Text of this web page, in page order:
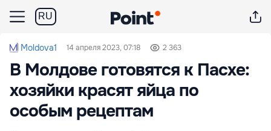
RU
Moldova1 14 апреля 2023, 07:18 2 363
В Молдове готовятся к Пасхе:
хозяйки красят яйца по
особым рецептам